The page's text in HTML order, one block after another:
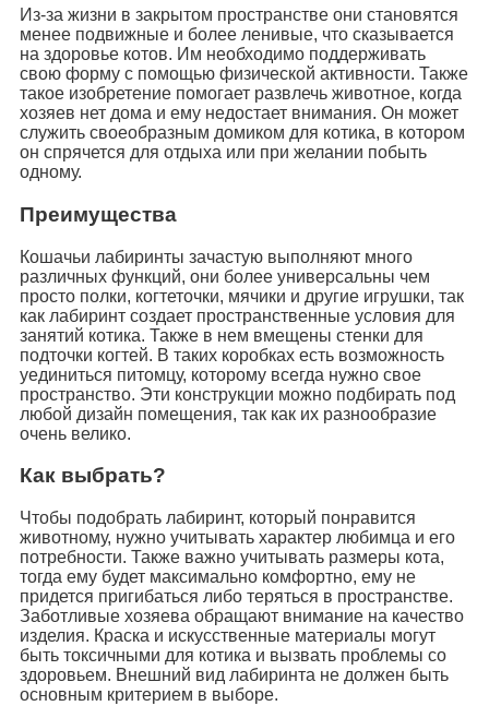
Из-за жизни в закрытом пространстве они становятся
менее подвижные и более ленивые, что сказывается
на здоровье котов. Им необходимо поддерживать
свою форму с помощью физической активности. Также
такое изобретение помогает развлечь животное, когда
хозяев нет дома и ему недостает внимания. Он может
служить своеобразным домиком для котика, в котором
он спрячется для отдыха или при желании побыть
одному.
Преимущества
Кошачьи лабиринты зачастую выполняют много
различных функций, они более универсальны чем
просто полки, когтеточки, мячики и другие игрушки, так
как лабиринт создает пространственные условия для
занятий котика. Также в нем вмещены стенки для
подточки когтей. В таких коробках есть возможность
уединиться питомцу, которому всегда нужно свое
пространство. Эти конструкции можно подбирать под
любой дизайн помещения, так как их разнообразие
очень велико.
Как выбрать?
Чтобы подобрать лабиринт, который понравится
животному, нужно учитывать характер любимца и его
потребности. Также важно учитывать размеры кота,
тогда ему будет максимально комфортно, ему не
придется пригибаться либо теряться в пространстве.
Заботливые хозяева обращают внимание на качество
изделия. Краска и искусственные материалы могут
быть токсичными для котика и вызвать проблемы со
здоровьем. Внешний вид лабиринта не должен быть
основным критерием в выборе.